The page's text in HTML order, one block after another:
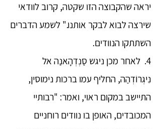
יראה שהקבוצה הזו שקטה, קרוב לוודאי
שירצה לבוא לבקר אותנו." לשמע הדברים
השתתקו הנוודים.
4. לאחר מכן ניגש סַנְדְהָאנַה אל
נִיגְרוֹדְהַה, החליף עמו ברכות נימוסין,
התיישב במקום ראוי, ואמר: "רבותיי
המכובדים, האופן בו נוודים רוחניים